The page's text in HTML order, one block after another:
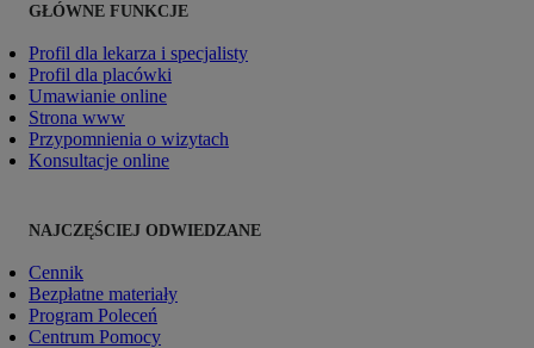
GŁÓWNE FUNKCJE
Profil dla lekarza i specjalisty
Profil dla placówki
Umawianie online
Strona www
Przypomnienia o wizytach
Konsultacje online
NAJCZĘŚCIEJ ODWIEDZANE
Cennik
Bezpłatne materiały
Program Poleceń
Centrum Pomocy